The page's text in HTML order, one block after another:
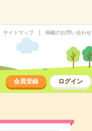
サイトマップ 掲載のお問い合わせ
会員登録 ログイン